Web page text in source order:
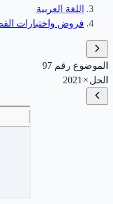
اللغة العربية
فروض واختبارات
الموضوع رقم 97
الحل
2021